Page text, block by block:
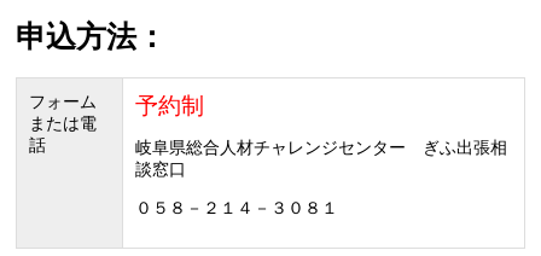
申込方法：
フォーム
または電
話
予約制
岐阜県総合人材チャレンジセンター ぎふ出張相
談窓口
０５８－２１４－３０８１